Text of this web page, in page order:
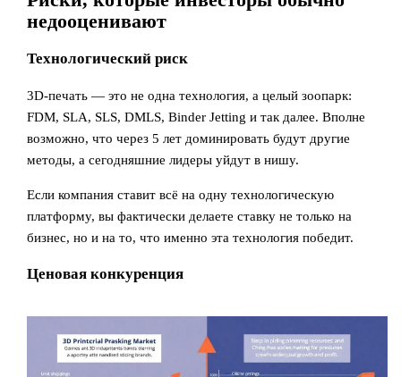
недооценивают
Технологический риск
3D-печать — это не одна технология, а целый зоопарк:
FDM, SLA, SLS, DMLS, Binder Jetting и так далее. Вполне
возможно, что через 5 лет доминировать будут другие
методы, а сегодняшние лидеры уйдут в нишу.
Если компания ставит всё на одну технологическую
платформу, вы фактически делаете ставку не только на
бизнес, но и на то, что именно эта технология победит.
Ценовая конкуренция